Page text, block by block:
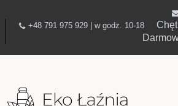
+48 791 975 929 | w godz. 10-18